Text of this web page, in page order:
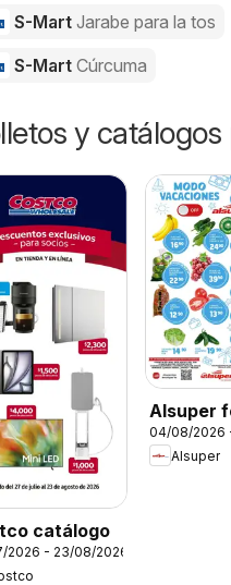
S-Mart Jarabe para la tos
S-Mart Cúrcuma
y
catálogo
2026 - 23/08/2026
Alsuper
04/08/2026
Alsuper